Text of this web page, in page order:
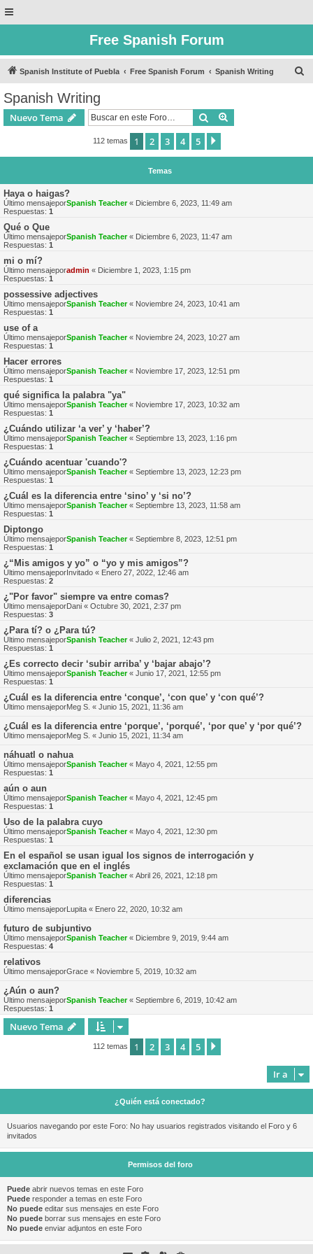
Free Spanish Forum
Spanish Institute of Puebla Free Spanish Forum Spanish Writing
Spanish Writing
Nuevo Tema Buscar
112 temas 1 2 3 4 5
Temas
Haya o haigas?
Último mensajeporSpanish Teacher« Diciembre 6, 2023, 11:49 am
Respuestas: 1
Qué o Que
Último mensajeporSpanish Teacher« Diciembre 6, 2023, 11:47 am
Respuestas: 1
mi o mí?
Último mensajeporadmin « Diciembre 1, 2023, 1:15 pm
Respuestas: 1
possessive adjectives
Último mensajeporSpanish Teacher« Noviembre 24, 2023, 10:41 am
Respuestas: 1
use of a
Último mensajeporSpanish Teacher« Noviembre 24, 2023, 10:27 am
Respuestas: 1
Hacer errores
Último mensajeporSpanish Teacher« Noviembre 17, 2023, 12:51 pm
Respuestas: 1
qué significa la palabra "ya"
Último mensajeporSpanish Teacher« Noviembre 17, 2023, 10:32 am
Respuestas: 1
¿Cuándo utilizar ‘a ver’ y ‘haber’?
Último mensajeporSpanish Teacher« Septiembre 13, 2023, 1:16 pm
Respuestas: 1
¿Cuándo acentuar 'cuando'?
Último mensajeporSpanish Teacher« Septiembre 13, 2023, 12:23 pm
Respuestas: 1
¿Cuál es la diferencia entre ‘sino’ y ‘si no’?
Último mensajeporSpanish Teacher« Septiembre 13, 2023, 11:58 am
Respuestas: 1
Diptongo
Último mensajeporSpanish Teacher« Septiembre 8, 2023, 12:51 pm
Respuestas: 1
¿“Mis amigos y yo” o “yo y mis amigos”?
Último mensajeporInvitado « Enero 27, 2022, 12:46 am
Respuestas: 2
¿"Por favor" siempre va entre comas?
Último mensajeporDani « Octubre 30, 2021, 2:37 pm
Respuestas: 3
¿Para tí? o ¿Para tú?
Último mensajeporSpanish Teacher« Julio 2, 2021, 12:43 pm
Respuestas: 1
¿Es correcto decir ‘subir arriba’ y ‘bajar abajo’?
Último mensajeporSpanish Teacher« Junio 17, 2021, 12:55 pm
Respuestas: 1
¿Cuál es la diferencia entre ‘conque’, ‘con que’ y ‘con qué’?
Último mensajeporMeg S. « Junio 15, 2021, 11:36 am
¿Cuál es la diferencia entre ‘porque’, ‘porqué’, ‘por que’ y ‘por qué’?
Último mensajeporMeg S. « Junio 15, 2021, 11:34 am
náhuatl o nahua
Último mensajeporSpanish Teacher« Mayo 4, 2021, 12:55 pm
Respuestas: 1
aún o aun
Último mensajeporSpanish Teacher« Mayo 4, 2021, 12:45 pm
Respuestas: 1
Uso de la palabra cuyo
Último mensajeporSpanish Teacher« Mayo 4, 2021, 12:30 pm
Respuestas: 1
En el español se usan igual los signos de interrogación y
exclamación que en el inglés
Último mensajeporSpanish Teacher« Abril 26, 2021, 12:18 pm
Respuestas: 1
diferencias
Último mensajeporLupita « Enero 22, 2020, 10:32 am
futuro de subjuntivo
Último mensajeporSpanish Teacher« Diciembre 9, 2019, 9:44 am
Respuestas: 4
relativos
Último mensajeporGrace « Noviembre 5, 2019, 10:32 am
¿Aún o aun?
Último mensajeporSpanish Teacher« Septiembre 6, 2019, 10:42 am
Respuestas: 1
Nuevo Tema
112 temas 1 2 3 4 5
Ir a
¿Quién está conectado?
Usuarios navegando por este Foro: No hay usuarios registrados visitando el Foro y 6
invitados
Permisos del foro
Puede abrir nuevos temas en este Foro
Puede responder a temas en este Foro
No puede editar sus mensajes en este Foro
No puede borrar sus mensajes en este Foro
No puede enviar adjuntos en este Foro